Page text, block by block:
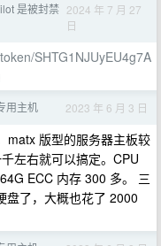
是被封禁 2024 年 7 月 27
日
SHTG1NJUyEU4g7A
用主机 2023 年 6 月 3 日
matx 版型的服务器主板较
左右就可以搞定。CPU
ECC 内存 300 多。 三
盘了，大概也花了 2000